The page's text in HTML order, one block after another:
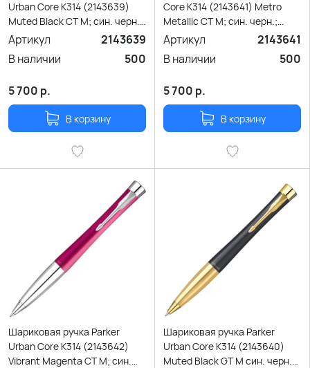
Urban Core K314 (2143639)
Muted Black CT M; син. черн.;
подар.кор.
Артикул
2143639
В наличии
500
5 700 р.
В корзину
Core K314 (2143641) Metro
Metallic CT M; син. черн.;
подар.кор.
Артикул
2143641
В наличии
500
5 700 р.
В корзину
Шариковая ручка Parker
Urban Core K314 (2143642)
Vibrant Magenta CT M; син.
Шариковая ручка Parker
Urban Core K314 (2143640)
Muted Black GT M син. черн.